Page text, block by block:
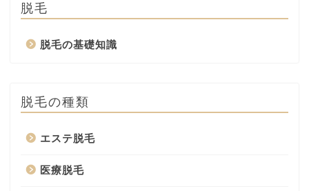
脱毛
脱毛の基礎知識
脱毛の種類
エステ脱毛
医療脱毛